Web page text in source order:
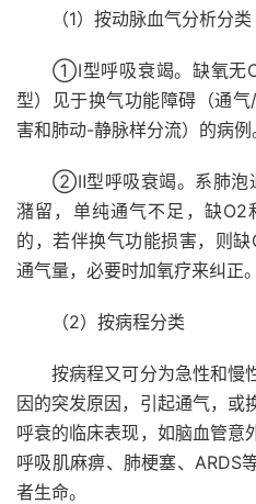
（1）按动脉血气分析分类
①Ⅰ型呼吸衰竭。缺氧无
型）见于换气功能障碍（通
害和肺动-静脉样分流）的病例
②Ⅱ型呼吸衰竭。系肺泡
潴留，单纯通气不足，缺
的，若伴换气功能损害，则
通气量，必要时加氧疗来纠正。
（2）按病程分类
按病程又可分为急性和慢
因的突发原因，引起通气，或
呼衰的临床表现，如脑血管意
呼吸肌麻痹、肺梗塞、ARDS
者生命。